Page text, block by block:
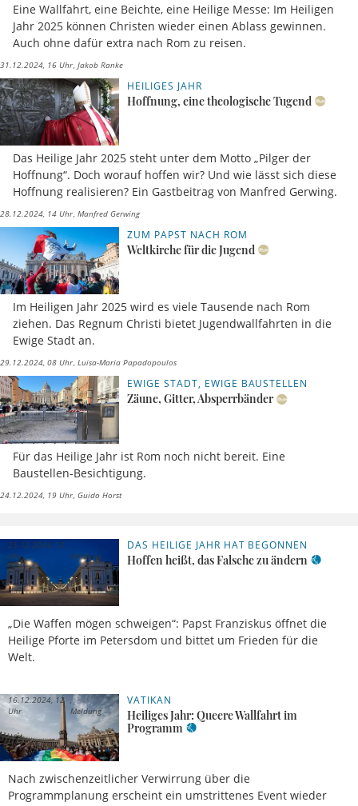
Eine Wallfahrt, eine Beichte, eine Heilige Messe: Im Heiligen
Jahr 2025 können Christen wieder einen Ablass gewinnen.
Auch ohne dafür extra nach Rom zu reisen.
31.12.2024, 16 Uhr Jakob Ranke
HEILIGES JAHR
Hoffnung, eine theologische Tugend
Das Heilige Jahr 2025 steht unter dem Motto „Pilger der
Hoffnung“. Doch worauf hoffen wir? Und wie lässt sich diese
Hoffnung realisieren? Ein Gastbeitrag von Manfred Gerwing.
28.12.2024, 14 Uhr Manfred Gerwing
ZUM PAPST NACH ROM
Weltkirche für die Jugend
Im Heiligen Jahr 2025 wird es viele Tausende nach Rom
ziehen. Das Regnum Christi bietet Jugendwallfahrten in die
Ewige Stadt an.
29.12.2024, 08 Uhr Luisa-Maria Papadopoulos
EWIGE STADT, EWIGE BAUSTELLEN
Zäune, Gitter, Absperrbänder
Für das Heilige Jahr ist Rom noch nicht bereit. Eine
Baustellen-Besichtigung.
24.12.2024, 19 Uhr Guido Horst
DAS HEILIGE JAHR HAT BEGONNEN
Hoffen heißt, das Falsche zu ändern
„Die Waffen mögen schweigen“: Papst Franziskus öffnet die
Heilige Pforte im Petersdom und bittet um Frieden für die
Welt.
25.12.2024, 12
Uhr
Meldung
VATIKAN
Heiliges Jahr: Queere Wallfahrt im
Programm
Nach zwischenzeitlicher Verwirrung über die
Programmplanung erscheint ein umstrittenes Event wieder
16.12.2024, 12
Uhr
Meldung